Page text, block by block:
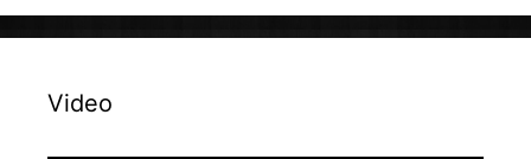
Video